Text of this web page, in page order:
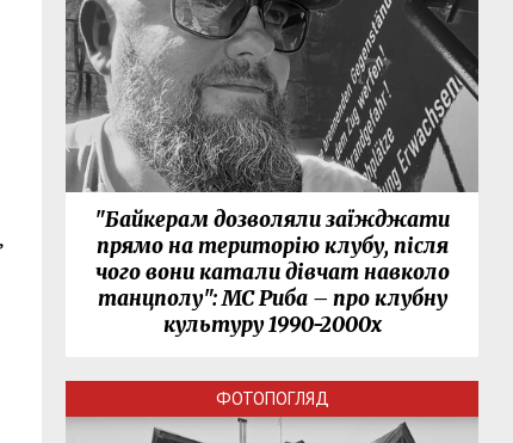
"Байкерам дозволяли заїжджати
прямо на територію клубу, після
чого вони катали дівчат навколо
танцполу": МС Риба – про клубну
культуру 1990-2000х
ФОТОПОГЛЯД